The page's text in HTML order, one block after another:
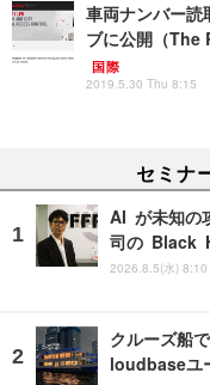
車両ナンバー読
ブに公開（The
国際
2019.5.30 Thu 8:15
セミナ
AI が未知の
司の Black
2026.8.5(水) 8:10
クルーズ船
loudbaseユ